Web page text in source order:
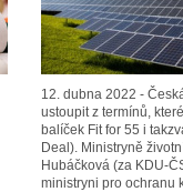
12. dubna 2022 -
ustoupit z termínů,
balíček Fit for 55 i
Deal). Ministryně
Hubáčková (za KDU-
ministryni pro ochranu